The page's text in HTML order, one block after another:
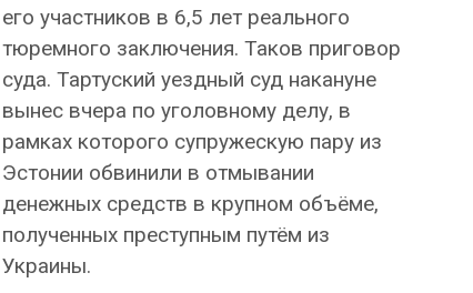
его участников в 6,5 лет реального
тюремного заключения. Таков приговор
суда. Тартуский уездный суд накануне
вынес вчера по уголовному делу, в
рамках которого супружескую пару из
Эстонии обвинили в отмывании
денежных средств в крупном объёме,
полученных преступным путём из
Украины.